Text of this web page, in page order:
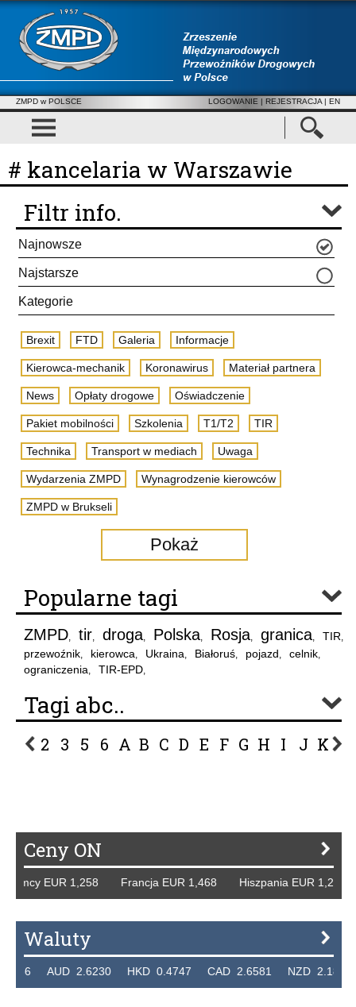
ZMPD w POLSCE LOGOWANIE | REJESTRACJA | EN
# kancelaria w Warszawie
Filtr info.
Najnowsze
Najstarsze
Kategorie
Brexit FTD Galeria Informacje
Kierowca-mechanik Koronawirus Materiał partnera
News Opłaty drogowe Oświadczenie
Pakiet mobilności Szkolenia T1/T2 TIR
Technika Transport w mediach Uwaga
Wydarzenia ZMPD Wynagrodzenie kierowców
ZMPD w Brukseli
Pokaż
Popularne tagi
ZMPD, tir, droga, Polska, Rosja, granica, TIR,
przewoźnik, kierowca, Ukraina, Białoruś, pojazd, celnik,
ograniczenia, TIR-EPD,
Tagi abc..
2 3 5 6 A B C D E F G H I J K L
Ceny ON
EUR 1,258 Francja EUR 1,468 Hiszpania EUR
Waluty
AUD 2.6230 HKD 0.4747 CAD 2.6581 NZD